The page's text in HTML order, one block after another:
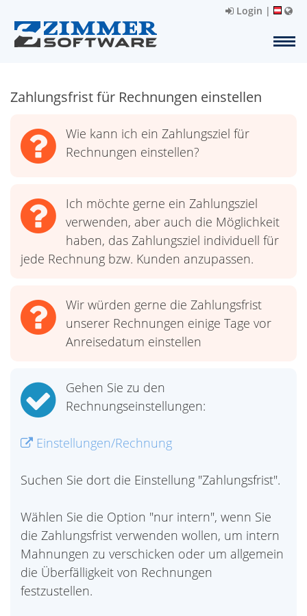
Login |
Zahlungsfrist für Rechnungen einstellen
Wie kann ich ein Zahlungsziel für
Rechnungen einstellen?
Ich möchte gerne ein Zahlungsziel
verwenden, aber auch die Möglichkeit
haben, das Zahlungsziel individuell für
jede Rechnung bzw. Kunden anzupassen.
Wir würden gerne die Zahlungsfrist
unserer Rechnungen einige Tage vor
Anreisedatum einstellen
Gehen Sie zu den
Rechnungseinstellungen:
Einstellungen/Rechnung
Suchen Sie dort die Einstellung "Zahlungsfrist".
Wählen Sie die Option "nur intern", wenn Sie
die Zahlungsfrist verwenden wollen, um intern
Mahnungen zu verschicken oder um allgemein
die Überfälligkeit von Rechnungen
festzustellen.